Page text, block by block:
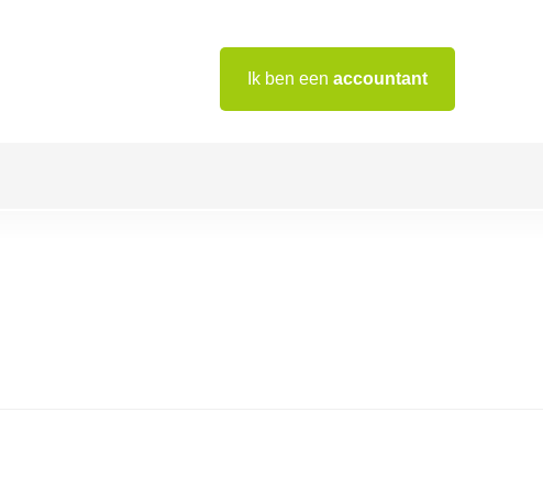
Ik ben een accountant